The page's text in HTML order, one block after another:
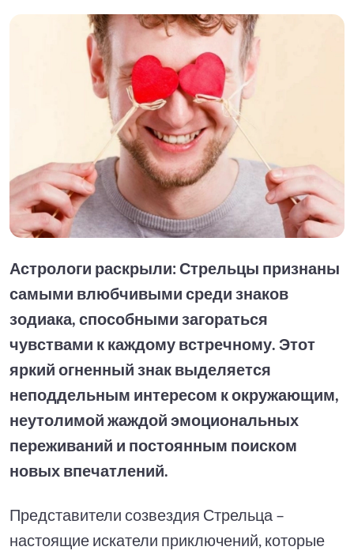
Астрологи раскрыли: Стрельцы признаны
самыми влюбчивыми среди знаков
зодиака, способными загораться
чувствами к каждому встречному. Этот
яркий огненный знак выделяется
неподдельным интересом к окружающим,
неутолимой жаждой эмоциональных
переживаний и постоянным поиском
новых впечатлений.
Представители созвездия Стрельца –
настоящие искатели приключений, которые